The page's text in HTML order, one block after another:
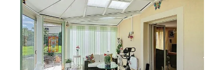
100 m2
, 4 pièces
Ref : 5218
Maison à vendre
315 000 €
Visiter le site dédié